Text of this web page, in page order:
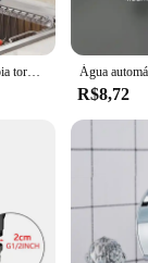
R$8,72